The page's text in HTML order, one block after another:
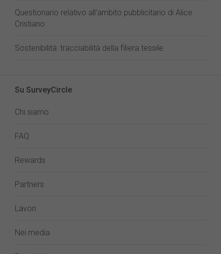
Questionario relativo all'ambito pubblicitario di Alice
Cristiano
Sostenibilità: tracciabilità della filiera tessile
Su SurveyCircle
Chi siamo
FAQ
Rewards
Partners
Lavori
Nei media